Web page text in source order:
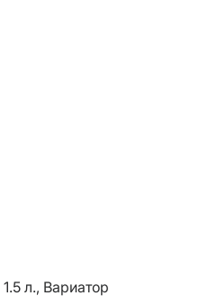
1.5 л., Вариатор